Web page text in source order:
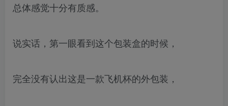
总体感觉十分有质感。
说实话，第一眼看到这个包装盒的时候，
完全没有认出这是一款飞机杯的外包装，